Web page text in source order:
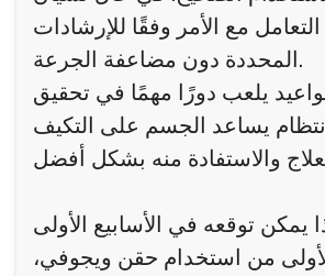
مع الأمر وفقًا للإرشادات
المحددة دون مضاعفة الجرعة.
يلعب دورًا مهمًا في تحقيق
يساعد الجسم على التكيف
يمكن توقعه في الأسابيع الأولى
من استخدام حقن ويجوفي،